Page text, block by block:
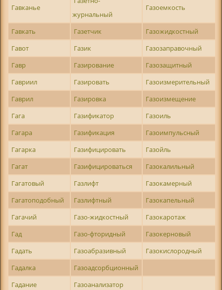
Гавканье
журнальный
Газоемкость
Гавкать Газетчик
Газожидкостный
Гавот
Газик
Газозаправочный
Гавр
Газирование
Газозащитный
Гавриил
Газировать
Газоизмерительный
Гаврил
Газировка
Газоизмещение
Гага
Газификатор
Газоиль
Гагара
Газификация
Газоимпульсный
Гагарка
Газифицировать
Газойль
Гагат
Газифицироваться
Газокалильный
Гагатовый
Газлифт
Газокамерный
Гагатоподобный
Газлифтный
Газокапельный
Гагачий
Газо-жидкостный
Газокаротаж
Гад
Газо-фторидный
Газокерновый
Гадать
Газоабразивный
Газокислородный
Гадалка
Газоадсорбционный
Гадание
Газоанализатор